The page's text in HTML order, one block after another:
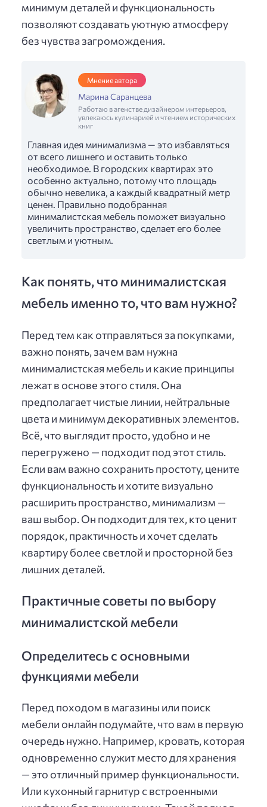
минимум деталей и функциональность
позволяют создавать уютную атмосферу
без чувства загромождения.
Мнение автора
Марина Саранцева
Работаю в агенстве дизайнером интерьеров,
увлекаюсь кулинарией и чтением исторических
книг
Главная идея минимализма — это избавляться
от всего лишнего и оставить только
необходимое. В городских квартирах это
особенно актуально, потому что площадь
обычно невелика, а каждый квадратный метр
ценен. Правильно подобранная
минималистская мебель поможет визуально
увеличить пространство, сделает его более
светлым и уютным.
Как понять, что минималистская
мебель именно то, что вам нужно?
Перед тем как отправляться за покупками,
важно понять, зачем вам нужна
минималистская мебель и какие принципы
лежат в основе этого стиля. Она
предполагает чистые линии, нейтральные
цвета и минимум декоративных элементов.
Всё, что выглядит просто, удобно и не
перегружено — подходит под этот стиль.
Если вам важно сохранить простоту, цените
функциональность и хотите визуально
расширить пространство, минимализм —
ваш выбор. Он подходит для тех, кто ценит
порядок, практичность и хочет сделать
квартиру более светлой и просторной без
лишних деталей.
Практичные советы по выбору
минималистской мебели
Определитесь с основными
функциями мебели
Перед походом в магазины или поиск
мебели онлайн подумайте, что вам в первую
очередь нужно. Например, кровать, которая
одновременно служит место для хранения
— это отличный пример функциональности.
Или кухонный гарнитур с встроенными